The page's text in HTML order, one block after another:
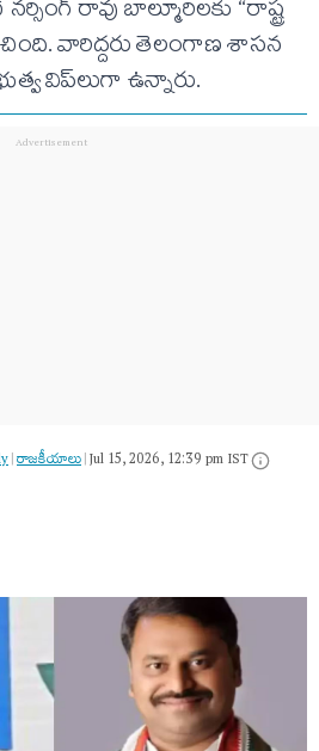
రావు బాల్మూరిలకు “రాష్ట్ర
వారిద్దరు తెలంగాణ శాసన
విప్‌లుగా ఉన్నారు.
|రాజకీయాలు|Jul 15, 2026, 12:39 pm IST